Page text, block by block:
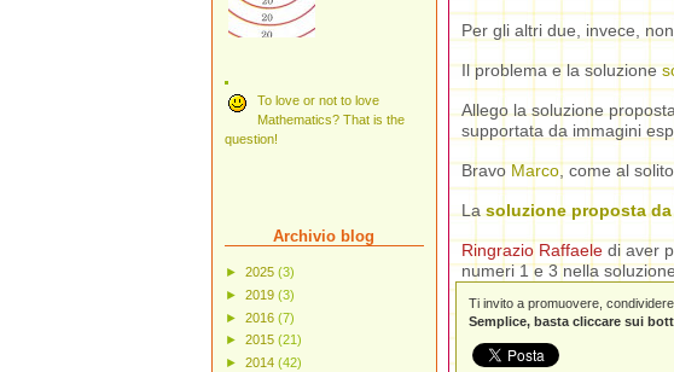
Per gli altri due, invece,
Il problema e la soluzione
Allego la soluzione
supportata da immagini
BravoMarco, come al
Lasoluzione proposta da
Ringrazio Raffaeledi aver
numeri 1 e 3 nella
Ti invito a promuovere,
Semplice, basta cliccare sui
To love or not to love
Mathematics? That is the
question!
Archivio blog
► 2025 (3)
► 2019 (3)
► 2016 (7)
► 2015 (21)
► 2014 (42)